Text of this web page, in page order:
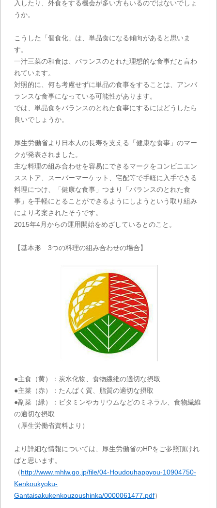
入したり、外食をする機会が多い方もいるのではないでしょ
うか。
こうした「個食化」は、単品食になる傾向があると思いま
す。
一汁三菜の和食は、バランスのとれた理想的な食事だと言わ
れています。
対照的に、何も考慮せずに単品の食事をすることは、アンバ
ランスな食事になっている可能性があります。
では、単品食をバランスのとれた食事にするにはどうしたら
良いでしょうか。
厚生労働省より日本人の長寿を支える「健康な食事」のマー
クが発表されました。
主な料理の組み合わせを容易にできるマークをコンビニエン
スストア、スーパーマーケット、宅配等で手軽に入手できる
料理につけ、「健康な食事」つまり「バランスのとれた食
事」を手軽にとることができるようにしようという取り組み
により考案されたそうです。
2015年4月からの運用開始をめざしているとのこと。
【基本形 3つの料理の組み合わせの場合】
●主食（黄）：炭水化物、食物繊維の適切な摂取
●主菜（赤）：たんぱく質、脂質の適切な摂取
●副菜（緑）：ビタミンやカリウムなどのミネラル、食物繊維
の適切な摂取
（厚生労働省資料より）
より詳細な情報については、厚生労働省のHPをご参照頂けれ
ばと思います。
（http://www.mhlw.go.jp/file/04-Houdouhappyou-10904750-
Kenkoukyoku-
Gantaisakukenkouzoushinka/0000061477.pdf）